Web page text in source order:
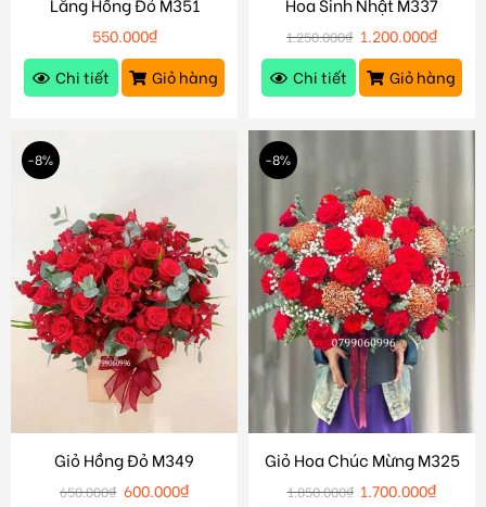
550.000₫
Chi tiết
Giỏ hàng
1.250.000₫ 1.200.000₫
Chi tiết
Giỏ hàng
-8%
Giỏ Hồng Đỏ M349
650.000₫ 600.000₫
-8%
Giỏ Hoa Chúc Mừng M325
1.850.000₫ 1.700.000₫